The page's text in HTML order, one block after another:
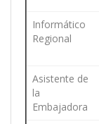
Informático
Regional
Asistente de
la
Embajadora